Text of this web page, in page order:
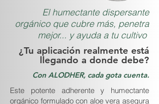
El humectante dispersante
orgánico que cubre más, penetra
mejor... y ayuda a tu cultivo
¿Tu aplicación realmente está
llegando a donde debe?
Con ALODHER, cada gota cuenta.
Este potente adherente y humectante
orgánico formulado con aloe vera asegura